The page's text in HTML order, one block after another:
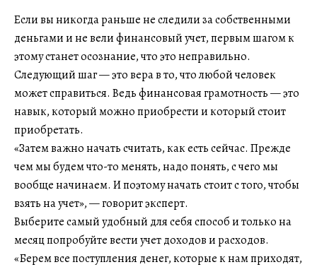
Если вы никогда раньше не следили за собственными
деньгами и не вели финансовый учет, первым шагом к
этому станет осознание, что это неправильно.
Следующий шаг — это вера в то, что любой человек
может справиться. Ведь финансовая грамотность — это
навык, который можно приобрести и который стоит
приобретать.
«Затем важно начать считать, как есть сейчас. Прежде
чем мы будем что-то менять, надо понять, с чего мы
вообще начинаем. И поэтому начать стоит с того, чтобы
взять на учет», — говорит эксперт.
Выберите самый удобный для себя способ и только на
месяц попробуйте вести учет доходов и расходов.
«Берем все поступления денег, которые к нам приходят,